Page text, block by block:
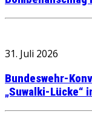
31. Juli 2026
Bundeswehr-
„Suwalki-Lücke“